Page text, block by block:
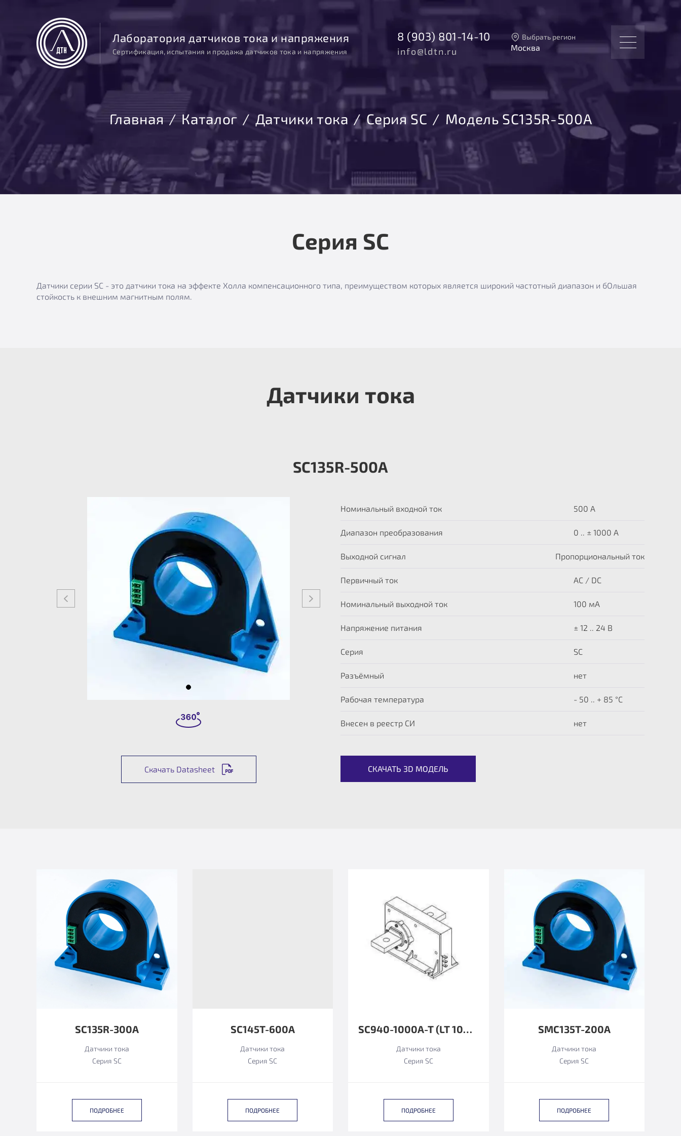
Лаборатория датчиков тока и напряжения
Сертификация, испытания и продажа датчиков тока и напряжения
8 (903) 801-14-10
info@ldtn.ru
Выбрать регион
Москва
Екатеринбург
Главная Каталог Датчики тока Серия SC Модель SC135R-500A
Серия SC
Датчики серии SC - это датчики тока на эффекте Холла компенсационного типа, преимуществом которых является широкий частотный диапазон и бОльшая
стойкость к внешним магнитным полям.
Датчики тока
SC135R-500A
Номинальный входной ток 500 A
Диапазон преобразования 0 .. ± 1000 А
Выходной сигнал Пропорциональный ток
Первичный ток AC / DC
Номинальный выходной ток 100 мА
Напряжение питания ± 12 .. 24 В
Серия SC
Разъёмный нет
Рабочая температура - 50 .. + 85 °C
Внесен в реестр СИ нет
Скачать Datasheet СКАЧАТЬ 3D МОДЕЛЬ
SC135R-300A
Датчики тока
Серия SC
ПОДРОБНЕЕ
SC145T-600A
Датчики тока
Серия SC
ПОДРОБНЕЕ
SC940-1000A-T (LT 1000-TI, LT 1000-TI/SP98, LT 1000-TI/SP99 LEM ФУНКЦИОНАЛЬНЫЙ АНАЛОГ)
Датчики тока
Серия SC
ПОДРОБНЕЕ
SMC135T-200A
Датчики тока
Серия SC
ПОДРОБНЕЕ